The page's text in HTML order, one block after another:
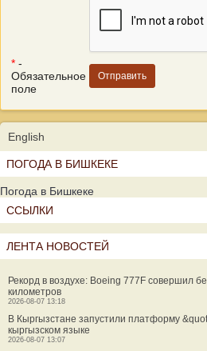
* -
Обязательное
поле
English
ПОГОДА В БИШКЕКЕ
Погода в Бишкеке
ССЫЛКИ
ЛЕНТА НОВОСТЕЙ
Рекорд в воздухе: Boeing 777F совершил
километров
2026-08-07 13:18
В Кыргызстане запустили платформу
кыргызском языке
2026-08-07 13:07